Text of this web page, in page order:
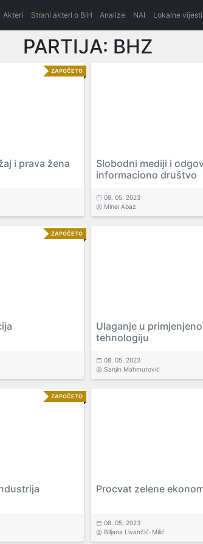
Akteri Strani akteri o BiH Analize NAI Lokalne vijesti
PARTIJA: BHZ
ZAPOČETO
i prava žena
Slobodni mediji i
informaciono društvo
09. 05. 2023
Minel Abaz
ZAPOČETO
Ulaganje u
tehnologiju
08. 05. 2023
Sanjin Mahmutović
ZAPOČETO
Procvat zelene
08. 05. 2023
Biljana Livančić-Milić